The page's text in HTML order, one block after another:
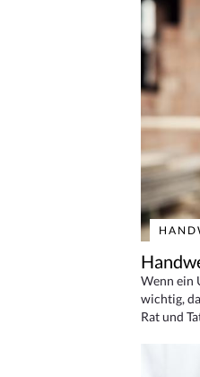
Wenn ein
wichtig,
Rat und